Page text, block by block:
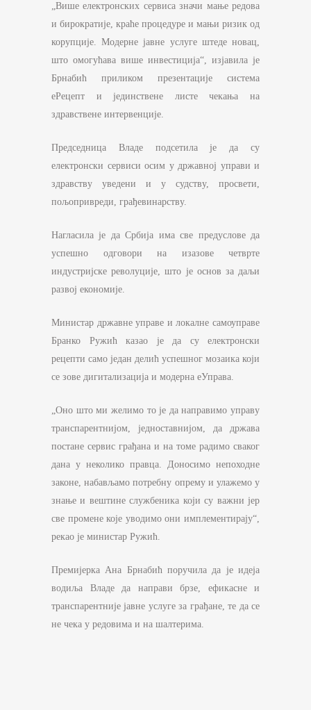
„Више електронских сервиса значи мање редова
и бирократије, краће процедуре и мањи ризик од
корупције. Модерне јавне услуге штеде новац,
што омогућава више инвестиција“, изјавила је
Брнабић приликом презентације система
еРецепт и јединствене листе чекања на
здравствене интервенције.
Председница Владе подсетила је да су
електронски сервиси осим у државној управи и
здравству уведени и у судству, просвети,
пољопривреди, грађевинарству.
Нагласила је да Србија има све предуслове да
успешно одговори на изазове четврте
индустријске револуције, што је основ за даљи
развој економије.
Министар државне управе и локалне самоуправе
Бранко Ружић казао је да су електронски
рецепти само један делић успешног мозаика који
се зове дигитализација и модерна еУправа.
„Оно што ми желимо то је да направимо управу
транспарентнијом, једноставнијом, да држава
постане сервис грађана и на томе радимо сваког
дана у неколико правца. Доносимо непоходне
законе, набављамо потребну опрему и улажемо у
знање и вештине службеника који су важни јер
све промене које уводимо они имплементирају“,
рекао је министар Ружић.
Премијерка Ана Брнабић поручила да је идеја
водиља Владе да направи брзе, ефикасне и
транспарентније јавне услуге за грађане, те да се
не чека у редовима и на шалтерима.